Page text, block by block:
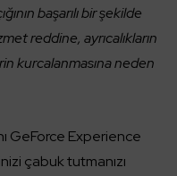
başarılı bir şekilde
reddine, ayrıcalıkların
kurcalanmasına neden
GeForce Experience
çabuk tutmanızı